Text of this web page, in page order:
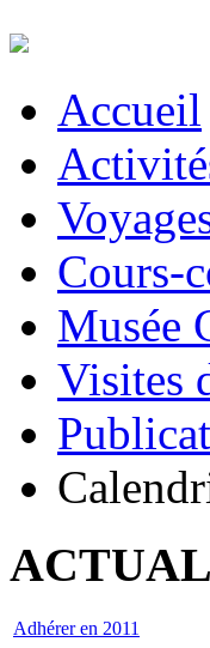
Accueil
Cours-
Musée
Visites
Adhérer en 2011